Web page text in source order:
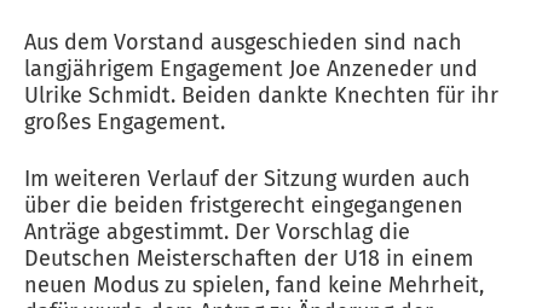
Aus dem Vorstand ausgeschieden sind nach
langjährigem Engagement Joe Anzeneder und
Ulrike Schmidt. Beiden dankte Knechten für ihr
großes Engagement.
Im weiteren Verlauf der Sitzung wurden auch
über die beiden fristgerecht eingegangenen
Anträge abgestimmt. Der Vorschlag die
Deutschen Meisterschaften der U18 in einem
neuen Modus zu spielen, fand keine Mehrheit,